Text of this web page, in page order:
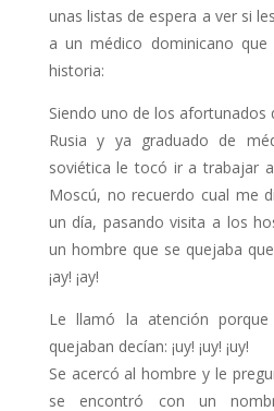
unas listas de espera a ver si
a un médico dominicano
historia:
Siendo uno de los afortunados
Rusia y ya graduado de
soviética le tocó ir a trabajar
Moscú, no recuerdo cual me
un día, pasando visita a los
un hombre que se quejaba
¡ay! ¡ay!
Le llamó la atención
quejaban decían: ¡uy! ¡uy! ¡uy!
Se acercó al hombre y le
se encontró con un